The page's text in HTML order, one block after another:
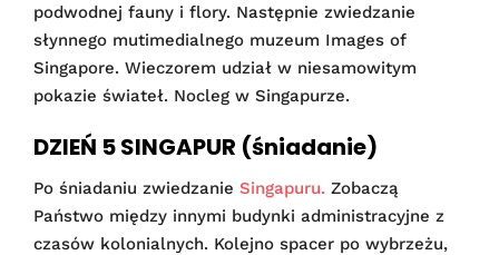
podwodnej fauny i flory. Następnie zwiedzanie
słynnego mutimedialnego muzeum Images of
Singapore. Wieczorem udział w niesamowitym
pokazie świateł. Nocleg w Singapurze.
DZIEŃ 5 SINGAPUR (śniadanie)
Po śniadaniu zwiedzanie Singapuru. Zobaczą
Państwo między innymi budynki administracyjne z
czasów kolonialnych. Kolejno spacer po wybrzeżu,